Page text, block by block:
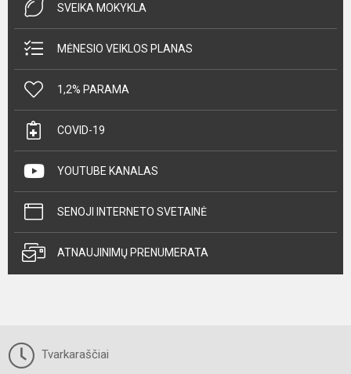
SVEIKA MOKYKLA
MĖNESIO VEIKLOS PLANAS
1,2% PARAMA
COVID-19
YOUTUBE KANALAS
SENOJI INTERNETO SVETAINĖ
ATNAUJINIMŲ PRENUMERATA
Tvarkaraščiai